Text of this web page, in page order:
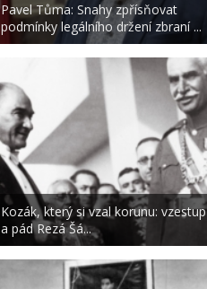
Pavel Tůma: Snahy zpřísňovat
podmínky legálního držení zbraní ...
Kozák, který si vzal korunu: vzestup
a pád Rezá Šá...